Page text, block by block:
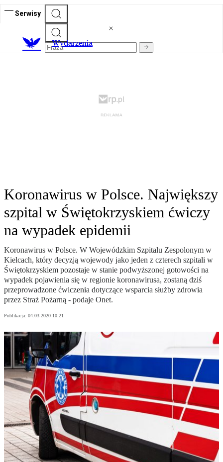
Serwisy
Wydarzenia
Koronawirus w Polsce. Największy
szpital w Świętokrzyskiem ćwiczy
na wypadek epidemii
Koronawirus w Polsce. W Wojewódzkim Szpitalu Zespolonym w
Kielcach, który decyzją wojewody jako jeden z czterech szpitali w
Świętokrzyskiem pozostaje w stanie podwyższonej gotowości na
wypadek pojawienia się w regionie koronawirusa, zostaną dziś
przeprowadzone ćwiczenia dotyczące wsparcia służby zdrowia
przez Straż Pożarną - podaje Onet.
Publikacja: 04.03.2020 10:21